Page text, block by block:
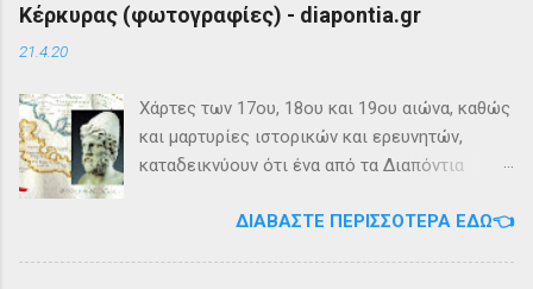
Κέρκυρας (φωτογραφίες) - diapontia.gr
21.4.20
Χάρτες των 17ου, 18ου και 19ου αιώνα, καθώς
και μαρτυρίες ιστορικών και ερευνητών,
καταδεικνύουν ότι ένα από τα Διαπόντια
γνωστό με την ονομασία Ωγυγία ή «Νησί της
ΔΙΑΒΆΣΤΕ ΠΕΡΙΣΣΌΤΕΡΑ ΕΔΏ👈